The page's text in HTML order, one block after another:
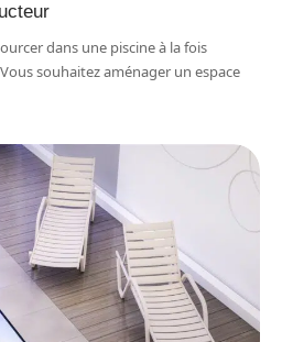
dans une piscine à la fois
souhaitez aménager un espace